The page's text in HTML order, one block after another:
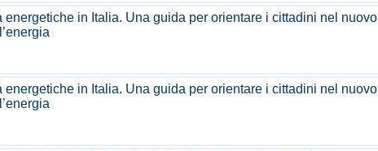
energetiche in Italia. Una guida per orientare i cittadini nel nuovo
energetiche in Italia. Una guida per orientare i cittadini nel nuovo